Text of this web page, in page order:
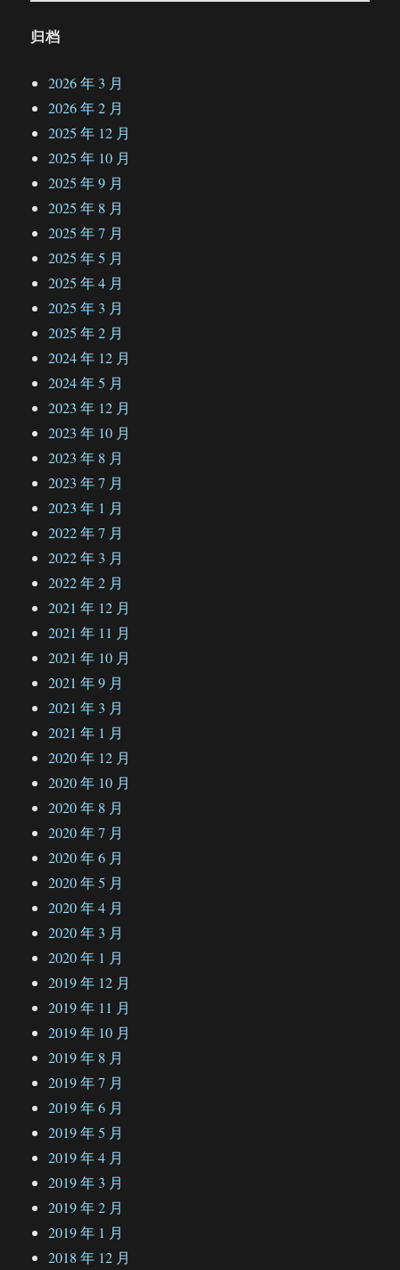
归档
2026 年 3 月
2026 年 2 月
2025 年 12 月
2025 年 10 月
2025 年 9 月
2025 年 8 月
2025 年 7 月
2025 年 5 月
2025 年 4 月
2025 年 3 月
2025 年 2 月
2024 年 12 月
2024 年 5 月
2023 年 12 月
2023 年 10 月
2023 年 8 月
2023 年 7 月
2023 年 1 月
2022 年 7 月
2022 年 3 月
2022 年 2 月
2021 年 12 月
2021 年 11 月
2021 年 10 月
2021 年 9 月
2021 年 3 月
2021 年 1 月
2020 年 12 月
2020 年 10 月
2020 年 8 月
2020 年 7 月
2020 年 6 月
2020 年 5 月
2020 年 4 月
2020 年 3 月
2020 年 1 月
2019 年 12 月
2019 年 11 月
2019 年 10 月
2019 年 8 月
2019 年 7 月
2019 年 6 月
2019 年 5 月
2019 年 4 月
2019 年 3 月
2019 年 2 月
2019 年 1 月
2018 年 12 月